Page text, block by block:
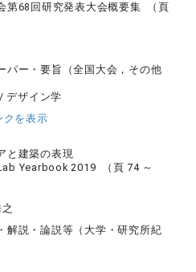
第68回研究発表大会概要集 （頁
パー・要旨（全国大会，その他
デザイン学
クを表示
と建築の表現
Yearbook 2019 （頁 74 ～
解説・論説等（大学・研究所紀